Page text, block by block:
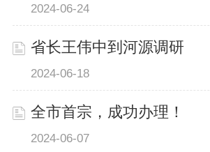
2024-06-24
省长王伟中到河源调研
2024-06-18
全市首宗，成功办理！
2024-06-07